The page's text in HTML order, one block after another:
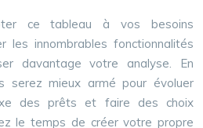
ce tableau à vos besoins
les innombrables fonctionnalités
davantage votre analyse. En
serez mieux armé pour évoluer
des prêts et faire des choix
le temps de créer votre propre